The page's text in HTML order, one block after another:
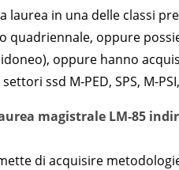
laurea in una delle classi
quadriennale, oppure
oppure hanno
ssd M-PED, SPS, M-
magistrale LM-85
di acquisire